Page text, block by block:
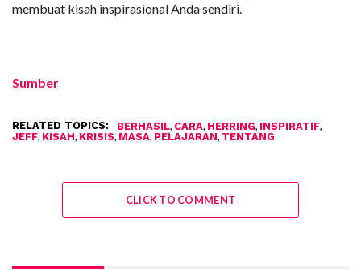
membuat kisah inspirasional Anda sendiri.
Sumber
RELATED TOPICS: BERHASIL, CARA, HERRING, INSPIRATIF,
JEFF, KISAH, KRISIS, MASA, PELAJARAN, TENTANG
CLICK TO COMMENT